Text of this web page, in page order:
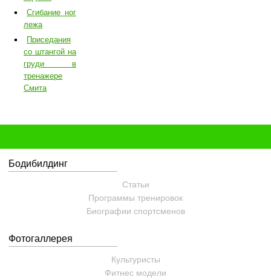
Сгибание ног
лежа
Приседания
со штангой на
груди в
тренажере
Смита
Бодибилдинг
Статьи
Программы тренировок
Биографии спортсменов
Фотогаллерея
Культуристы
Фитнес модели